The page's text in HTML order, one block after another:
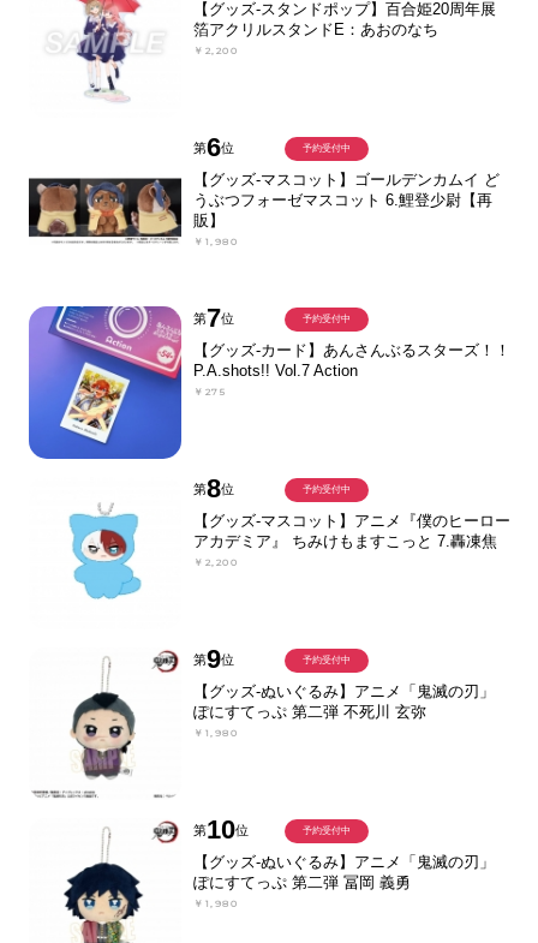
【グッズ-スタンドポップ】百合姫20周年展
箔アクリルスタンドE：あおのなち
￥2,200
第6位
【グッズ-マスコット】ゴールデンカムイ ど
うぶつフォーゼマスコット 6.鯉登少尉【再
販】
￥1,980
予約受付中
第7位
【グッズ-カード】あんさんぶるスターズ！！
P.A.shots!! Vol.7 Action
￥275
予約受付中
第8位
【グッズ-マスコット】アニメ『僕のヒーロー
アカデミア』 ちみけもますこっと 7.轟凍焦
￥2,200
予約受付中
第9位
【グッズ-ぬいぐるみ】アニメ「鬼滅の刃」
ぽにすてっぷ 第二弾 不死川 玄弥
￥1,980
予約受付中
第10位
【グッズ-ぬいぐるみ】アニメ「鬼滅の刃」
ぽにすてっぷ 第二弾 冨岡 義勇
￥1,980
予約受付中